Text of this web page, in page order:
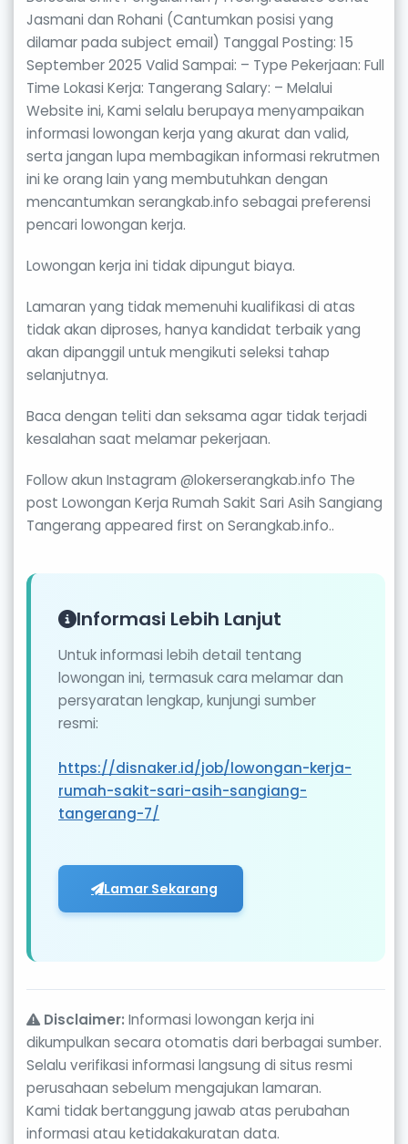
Jasmani dan Rohani (Cantumkan posisi yang
dilamar pada subject email) Tanggal Posting: 15
September 2025 Valid Sampai: – Type Pekerjaan: Full
Time Lokasi Kerja: Tangerang Salary: – Melalui
Website ini, Kami selalu berupaya menyampaikan
informasi lowongan kerja yang akurat dan valid,
serta jangan lupa membagikan informasi rekrutmen
ini ke orang lain yang membutuhkan dengan
mencantumkan serangkab.info sebagai preferensi
pencari lowongan kerja.
Lowongan kerja ini tidak dipungut biaya.
Lamaran yang tidak memenuhi kualifikasi di atas
tidak akan diproses, hanya kandidat terbaik yang
akan dipanggil untuk mengikuti seleksi tahap
selanjutnya.
Baca dengan teliti dan seksama agar tidak terjadi
kesalahan saat melamar pekerjaan.
Follow akun Instagram @lokerserangkab.info The
post Lowongan Kerja Rumah Sakit Sari Asih Sangiang
Tangerang appeared first on Serangkab.info..
Informasi Lebih Lanjut
Untuk informasi lebih detail tentang
lowongan ini, termasuk cara melamar dan
persyaratan lengkap, kunjungi sumber
resmi:
https://disnaker.id/job/lowongan-kerja-
rumah-sakit-sari-asih-sangiang-
tangerang-7/
Lamar Sekarang
Disclaimer: Informasi lowongan kerja ini
dikumpulkan secara otomatis dari berbagai sumber.
Selalu verifikasi informasi langsung di situs resmi
perusahaan sebelum mengajukan lamaran.
Kami tidak bertanggung jawab atas perubahan
informasi atau ketidakakuratan data.